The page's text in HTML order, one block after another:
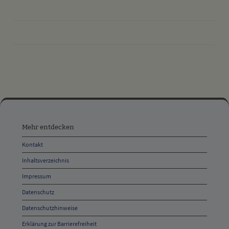
entdecken,
Öffnungszeiten
und
Anschrift
und
Kontakt
Mehr entdecken
Kontakt
Inhaltsverzeichnis
Impressum
Datenschutz
Datenschutzhinweise
Erklärung zur Barrierefreiheit